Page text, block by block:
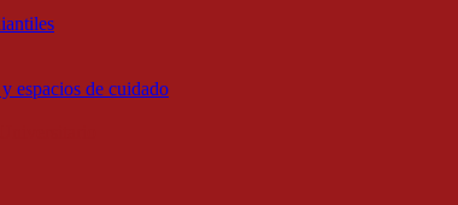
espacios de cuidado